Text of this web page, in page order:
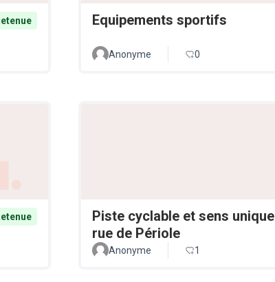
Equipements sportifs
Anonyme 0
Piste cyclable et sens unique
rue de Périole
Anonyme 1